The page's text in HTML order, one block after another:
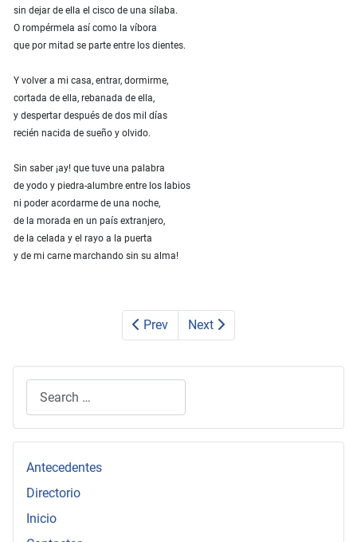
sin dejar de ella el cisco de una sílaba.
O rompérmela así como la víbora
que por mitad se parte entre los dientes.
Y volver a mi casa, entrar, dormirme,
cortada de ella, rebanada de ella,
y despertar después de dos mil días
recién nacida de sueño y olvido.
Sin saber ¡ay! que tuve una palabra
de yodo y piedra-alumbre entre los labios
ni poder acordarme de una noche,
de la morada en un país extranjero,
de la celada y el rayo a la puerta
y de mi carne marchando sin su alma!
Prev Next
Antecedentes
Directorio
Inicio